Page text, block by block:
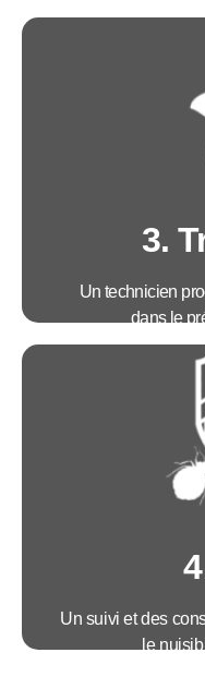
Avantages :
• Mise en place
• Un devis avec
3.
Un technicien
dans le
Avantages :
• Intervention
• Technicien
Un suivi et des
le